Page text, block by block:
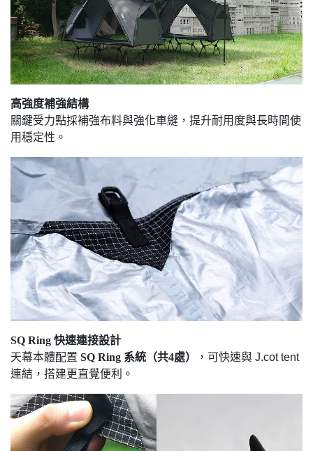
高強度補強結構
關鍵受力點採補強布料與強化車縫，提升耐用度與長時間使
用穩定性。
SQ Ring 快速連接設計
天幕本體配置 SQ Ring 系統（共4處）
，可快速與 J.cot tent
連結，搭建更直覺便利。